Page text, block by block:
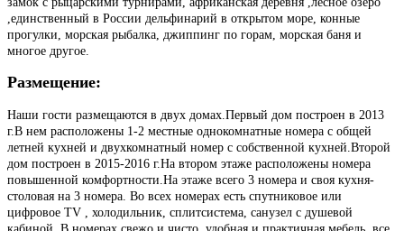
,единственный в России дельфинарий в открытом море, конные
прогулки, морская рыбалка, джиппинг по горам, морская баня и
многое другое.
Размещение:
Наши гости размещаются в двух домах.Первый дом построен в 2013
г.В нем расположены 1-2 местные однокомнатные номера с общей
летней кухней и двухкомнатный номер с собственной кухней.Второй
дом построен в 2015-2016 г.На втором этаже расположены номера
повышенной комфортности.На этаже всего 3 номера и своя кухня-
столовая на 3 номера. Во всех номерах есть спутниковое или
цифровое ТV , холодильник, сплитсистема, санузел с душевой